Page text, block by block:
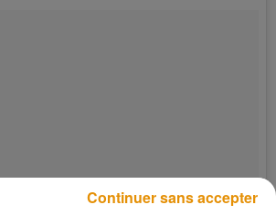
Continuer sans accepter